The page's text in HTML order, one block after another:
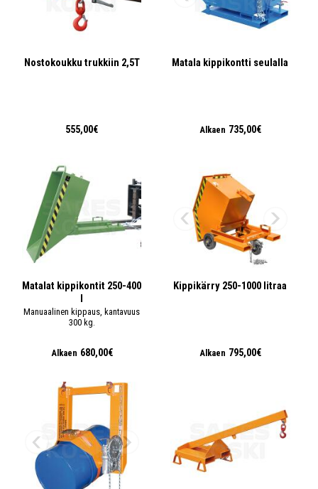
Nostokoukku trukkiin 2,5T
555,00€
Matala kippikontti seulalla
Alkaen 735,00€
Matalat kippikontit 250-400
Manuaalinen kippaus, kantavuus
300 kg.
Alkaen 680,00€
Kippikärry 250-1000 litraa
Alkaen 795,00€